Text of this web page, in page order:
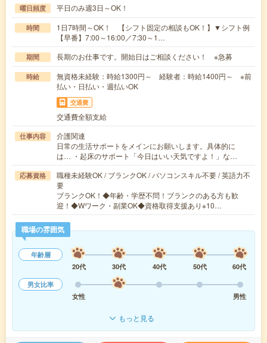
曜日頻度 平日のみ週3日～OK！
時間
1日7時間～OK！ 【シフト固定の相談もOK！】▼シフト例
【早番】7:00～16:00／7:30～1…
期間 長期のお仕事です。開始日はご相談ください！ ※急募
時給
無資格未経験：時給1300円～ 経験者：時給1400円～ ※前
払い・日払い・週払いOK
交通費
交通費全額支給
仕事内容
介護関連
日常の生活サポートをメインにお願いします。具体的に
は… ・起床のサポート「今日はいい天気ですよ！」な…
応募資格
職種未経験OK / ブランクOK / パソコンスキル不要 / 英語力不
要
ブランクOK！◆年齢・学歴不問！ブランクのある方も歓
迎！◆Wワーク・副業OK◆資格取得支援あり※10…
職場の雰囲気
年齢層
20代
30代 40代 50代
60代
男女比率
女性
男性
もっと見る